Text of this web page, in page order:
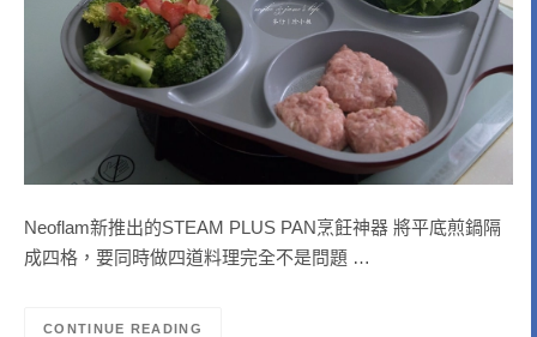
Neoflam新推出的STEAM PLUS PAN烹飪神器 將平底煎鍋隔
成四格，要同時做四道料理完全不是問題 …
CONTINUE READING